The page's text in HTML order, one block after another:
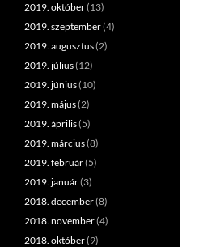
2019. október(13)
2019. szeptember(4)
2019. augusztus(2)
2019. július(12)
2019. június(10)
2019. május(2)
2019. április(5)
2019. március(8)
2019. február(5)
2019. január(3)
2018. december(8)
2018. november(4)
2018. október(9)